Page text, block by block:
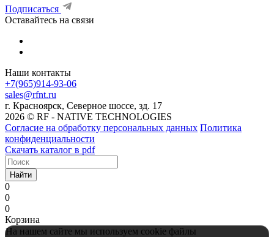
Подписаться
Оставайтесь на связи
Наши контакты
+7(965)914-93-06
sales@rfnt.ru
г. Красноярск, Северное шоссе, зд. 17
2026 © RF - NATIVE TECHNOLOGIES
Согласие на обработку персональных данных Политика
конфиденциальности
Скачать каталог в pdf
Найти
0
0
0
Корзина
На нашем сайте мы используем cookie файлы